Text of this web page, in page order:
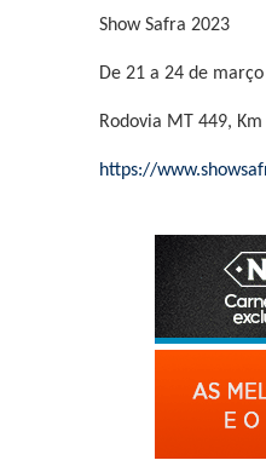
Show Safra 2023
De 21 a 24 de março
Rodovia MT 449,
https://